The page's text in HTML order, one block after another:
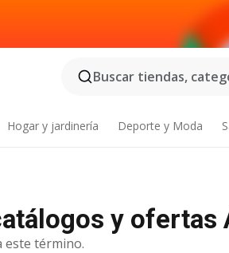
Buscar tiendas,
Hogar y jardinería Deporte y Moda
y ofertas
este término.